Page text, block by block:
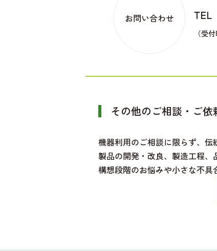
お問い合わせ TEL
（受
その他のご相談・ご依
機器利用のご相談に限らず、伝
製品の開発・改良、製造工程、
構想段階のお悩みや小さな不具